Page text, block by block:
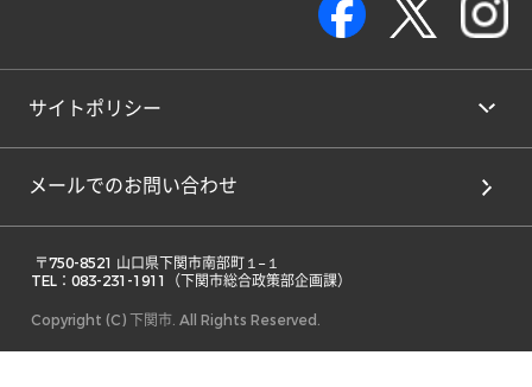
サイトポリシー
メールでのお問い合わせ
TEL：083-231-1911（下関市総合政策部企画課）
Copyright (C) 下関市. All Rights Reserved.